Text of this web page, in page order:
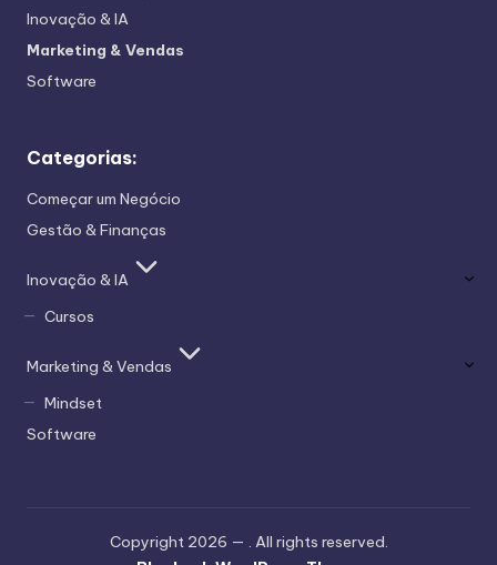
Inovação & IA
Marketing & Vendas
Software
Categorias:
Começar um Negócio
Gestão & Finanças
Inovação & IA
Cursos
Marketing & Vendas
Mindset
Software
Copyright 2026 — . All rights reserved.